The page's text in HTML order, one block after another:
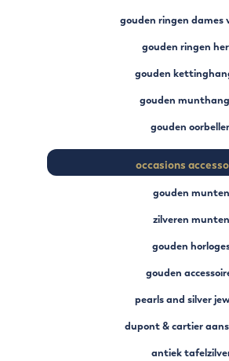
gouden ringen dames
gouden ringen
gouden
gouden
gouden
occasions
gouden munten
zilveren munten
gouden
gouden
pearls and silver
dupont & cartier
antiek